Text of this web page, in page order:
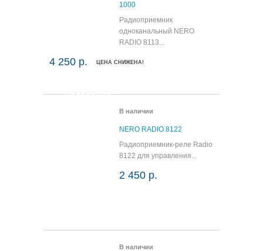
1000
Радиоприемник
одноканальный NERO
RADIO 8113...
ЦЕНА СНИЖЕНА!
4 250 р.
Подробнее
В наличии
NERO RADIO 8122
Радиоприемник-реле Radio
8122 для управления...
2 450 р.
В наличии